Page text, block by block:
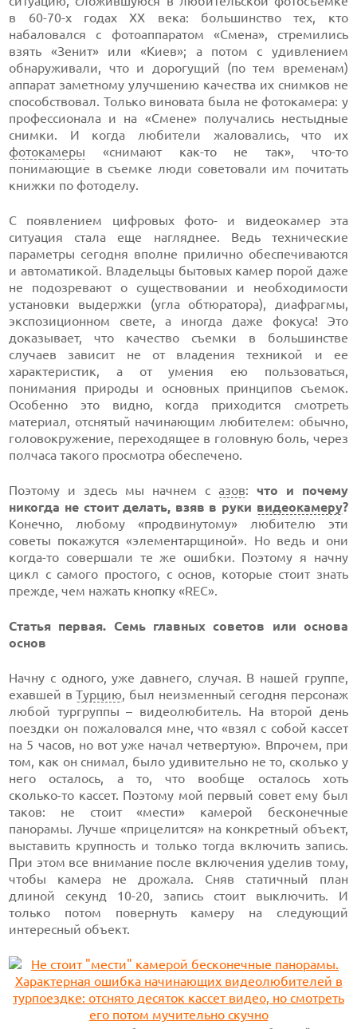
в 60-70-хгодах ХХ века: большинство тех, кто
набаловался с фотоаппаратом «Смена», стремились
взять «Зенит» или «Киев»; а потом с удивлением
обнаруживали, что и дорогущий (по тем временам)
аппарат заметному улучшению качества их снимков не
способствовал. Только виновата была не фотокамера: у
профессионала и на «Смене» получались нестыдные
снимки. И когда любители жаловались, что их
фотокамеры «снимают как-тоне так», что-то
понимающие в съемке люди советовали им почитать
книжки по фотоделу.
С появлением цифровых фото- и видеокамер эта
ситуация стала еще нагляднее. Ведь технические
параметры сегодня вполне прилично обеспечиваются
и автоматикой. Владельцы бытовых камер порой даже
не подозревают о существовании и необходимости
установки выдержки (угла обтюратора), диафрагмы,
экспозиционном свете, а иногда даже фокуса! Это
доказывает, что качество съемки в большинстве
случаев зависит не от владения техникой и ее
характеристик, а от умения ею пользоваться,
понимания природы и основных принципов съемок.
Особенно это видно, когда приходится смотреть
материал, отснятый начинающим любителем: обычно,
головокружение, переходящее в головную боль, через
полчаса такого просмотра обеспечено.
Поэтому и здесь мы начнем с азов: что и почему
никогда не стоит делать, взяв в руки видеокамеру?
Конечно, любому «продвинутому» любителю эти
советы покажутся «элементарщиной». Но ведь и они
когда-то совершали те же ошибки. Поэтому я начну
цикл с самого простого, с основ, которые стоит знать
прежде, чем нажать кнопку «REC».
Статья первая. Семь главных советов или основа
основ
Начну с одного, уже давнего, случая. В нашей группе,
ехавшей вТурцию, был неизменный сегодня персонаж
любой тургруппы – видеолюбитель. На второй день
поездки он пожаловался мне, что «взял с собой кассет
на 5 часов, но вот уже начал четвертую». Впрочем, при
том, как он снимал, было удивительно не то, сколько у
него осталось, а то, что вообще осталось хоть
сколько-то кассет. Поэтому мой первый совет ему был
таков: не стоит «мести» камерой бесконечные
панорамы. Лучше «прицелится» на конкретный объект,
выставить крупность и только тогда включить запись.
При этом все внимание после включения уделив тому,
чтобы камера не дрожала. Сняв статичный план
длиной секунд 10-20, запись стоит выключить. И
только потом повернуть камеру на следующий
интересный объект.